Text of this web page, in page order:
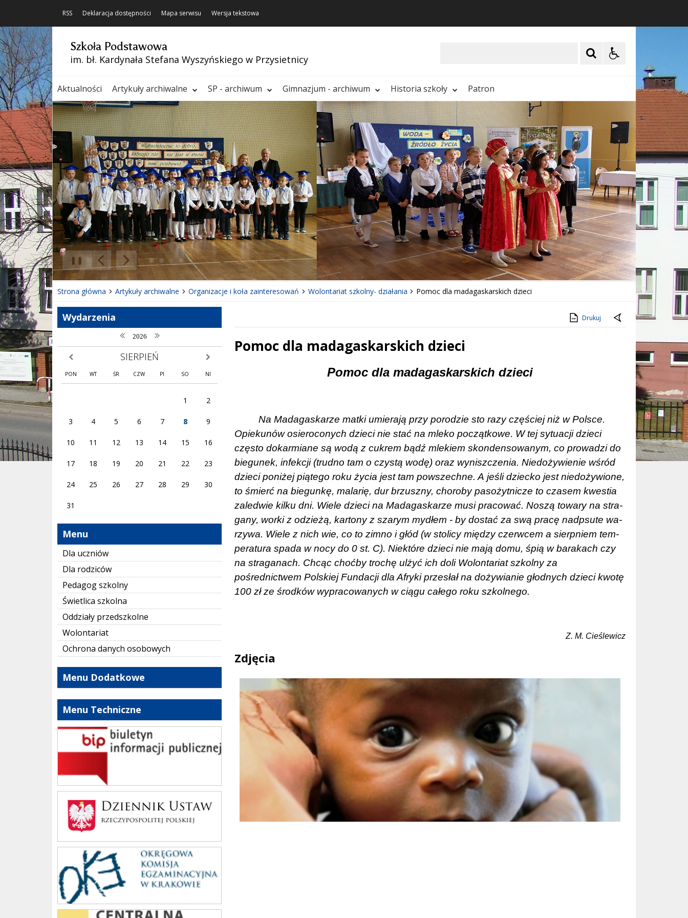
RSS Deklaracja dostępności Mapa serwisu Wersja tekstowa
Szkoła Podstawowa
im. bł. Kardynała Stefana Wyszyńskiego w Przysietnicy
Aktualności Artykuły archiwalne SP - archiwum Gimnazjum - archiwum Historia szkoły Patron
Poprzedni Element
Następny Element
❚❚
Strona główna Artykuły archiwalne Organizacje i koła zainteresowań Wolontariat szkolny- działania Pomoc dla madagaskarskich dzieci
Wydarzenia
poprzedni rok
2026 następny rok
poprzedni miesiąc SIERPIEŃ następny miesiąc
PON WT ŚR CZW PI SO NI
1 2
3 4 5 6 7 8 9
10 11 12 13 14 15 16
17 18 19 20 21 22 23
24 25 26 27 28 29 30
31
Menu
Dla uczniów
Dla rodziców
Pedagog szkolny
Świetlica szkolna
Oddziały przedszkolne
Wolontariat
Ochrona danych osobowych
Menu Dodatkowe
Menu Techniczne
bip szkoły
Dziennik Polski
oke_krakow
cke
Drukuj
Pomoc dla madagaskarskich dzieci
Pomoc dla madagaskarskich dzieci
Na Ma­da­ga­ska­rze mat­ki umie­ra­ją przy po­ro­dzie sto ra­zy czę­ściej niż w Pol­sce.
Opie­ku­nów osie­ro­co­nych dzie­ci nie stać na mle­ko początko­we. W tej sytuacji dzie­ci
często do­kar­miane są wo­dą z cu­krem bądź mle­kiem skon­den­so­wa­nym, co pro­wa­dzi do
bie­gu­nek, in­fek­cji (trudno tam o czy­stą wo­dę) oraz wy­nisz­cze­nia. Nie­do­ży­wie­nie wśród
dzie­ci po­ni­żej pią­te­go ro­ku ży­cia jest tam po­wszech­ne. A je­śli dziec­ko jest nie­do­ży­wio­ne,
to śmierć na bie­gun­kę, ma­la­rię, dur brzusz­ny, choroby pa­so­żyt­ni­cze to czasem kwe­stia
zaledwie kil­ku dni. Wie­le dzie­ci na Madagaskarze mu­si pra­co­wać. No­szą to­wa­ry na stra­
ga­ny, wor­ki z odzie­żą, kar­to­ny z sza­rym my­dłem - by do­stać za swą pra­cę nad­psu­te wa­
rzy­wa. Wie­le z nich wie, co to zim­no i głód (w sto­li­cy mię­dzy czerwcem a sierp­niem tem­
pe­ra­tu­ra spa­da w no­cy do 0 st. C). Nie­któ­re dzie­ci nie ma­ją do­mu, śpią w ba­ra­kach czy
na stra­ga­nach. Chcąc choćby trochę ulżyć ich doli Wolontariat szkolny za
pośrednictwem Polskiej Fundacji dla Afryki przesłał na dożywianie głodnych dzieci kwotę
100 zł ze środków wypracowanych w ciągu całego roku szkolnego.
Z. M. Cieślewicz
Zdjęcia